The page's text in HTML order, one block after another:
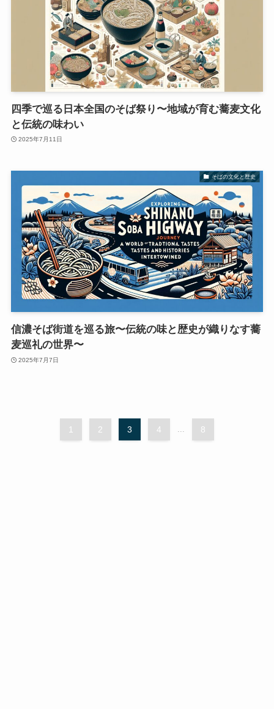
四季で巡る日本全国のそば祭り〜地域が育む蕎麦文化
と伝統の味わい
2025年7月11日
そばの文化と歴史
信濃そば街道を巡る旅〜伝統の味と歴史が織りなす蕎
麦巡礼の世界〜
2025年7月7日
1 2 3 4 ... 8